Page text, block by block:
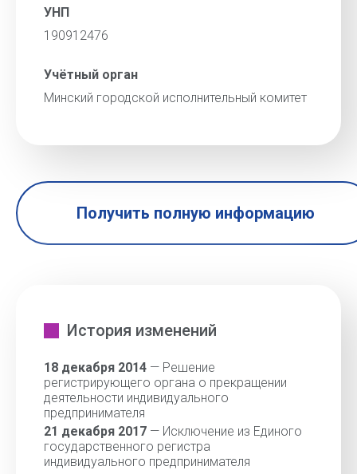
УНП
190912476
Учётный орган
Минский городской исполнительный комитет
Получить полную информацию
История изменений
18 декабря 2014 — Решение
регистрирующего органа о прекращении
деятельности индивидуального
предпринимателя
21 декабря 2017 — Исключение из Единого
государственного регистра
индивидуального предпринимателя